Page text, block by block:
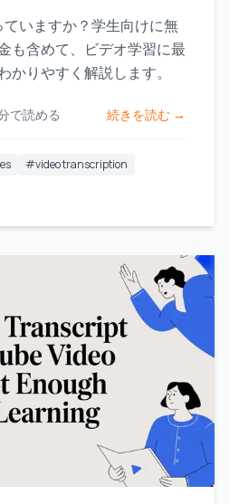
いますか？学生向けに無
も含めて、ビデオ学習に最
かりやすく解説します。
で読める 続きを読む →
#video transcription